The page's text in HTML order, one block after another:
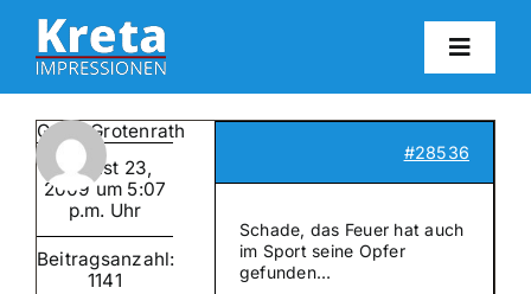
Zum
Inhalt
springen
GeorgGrotenrath
August 23,
2009 um 5:07
p.m. Uhr
Beitragsanzahl:
1141
#28536
Schade, das Feuer hat auch
im Sport seine Opfer
gefunden…